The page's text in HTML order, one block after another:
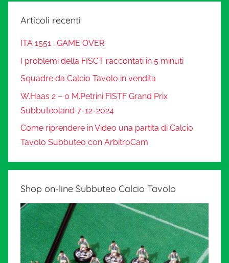
Articoli recenti
ITA 1551 : GAME OVER
I problemi della FISCT raccontati in 5 minuti
Squadre da Calcio Tavolo in vendita
W.Haas 2 – 0 M.Petrini FISTF Grand Prix
Subbuteoland 7-12-2024
Come riprendere in Video una partita di Calcio
Tavolo Subbuteo con ArbitroCam
Shop on-line Subbuteo Calcio Tavolo